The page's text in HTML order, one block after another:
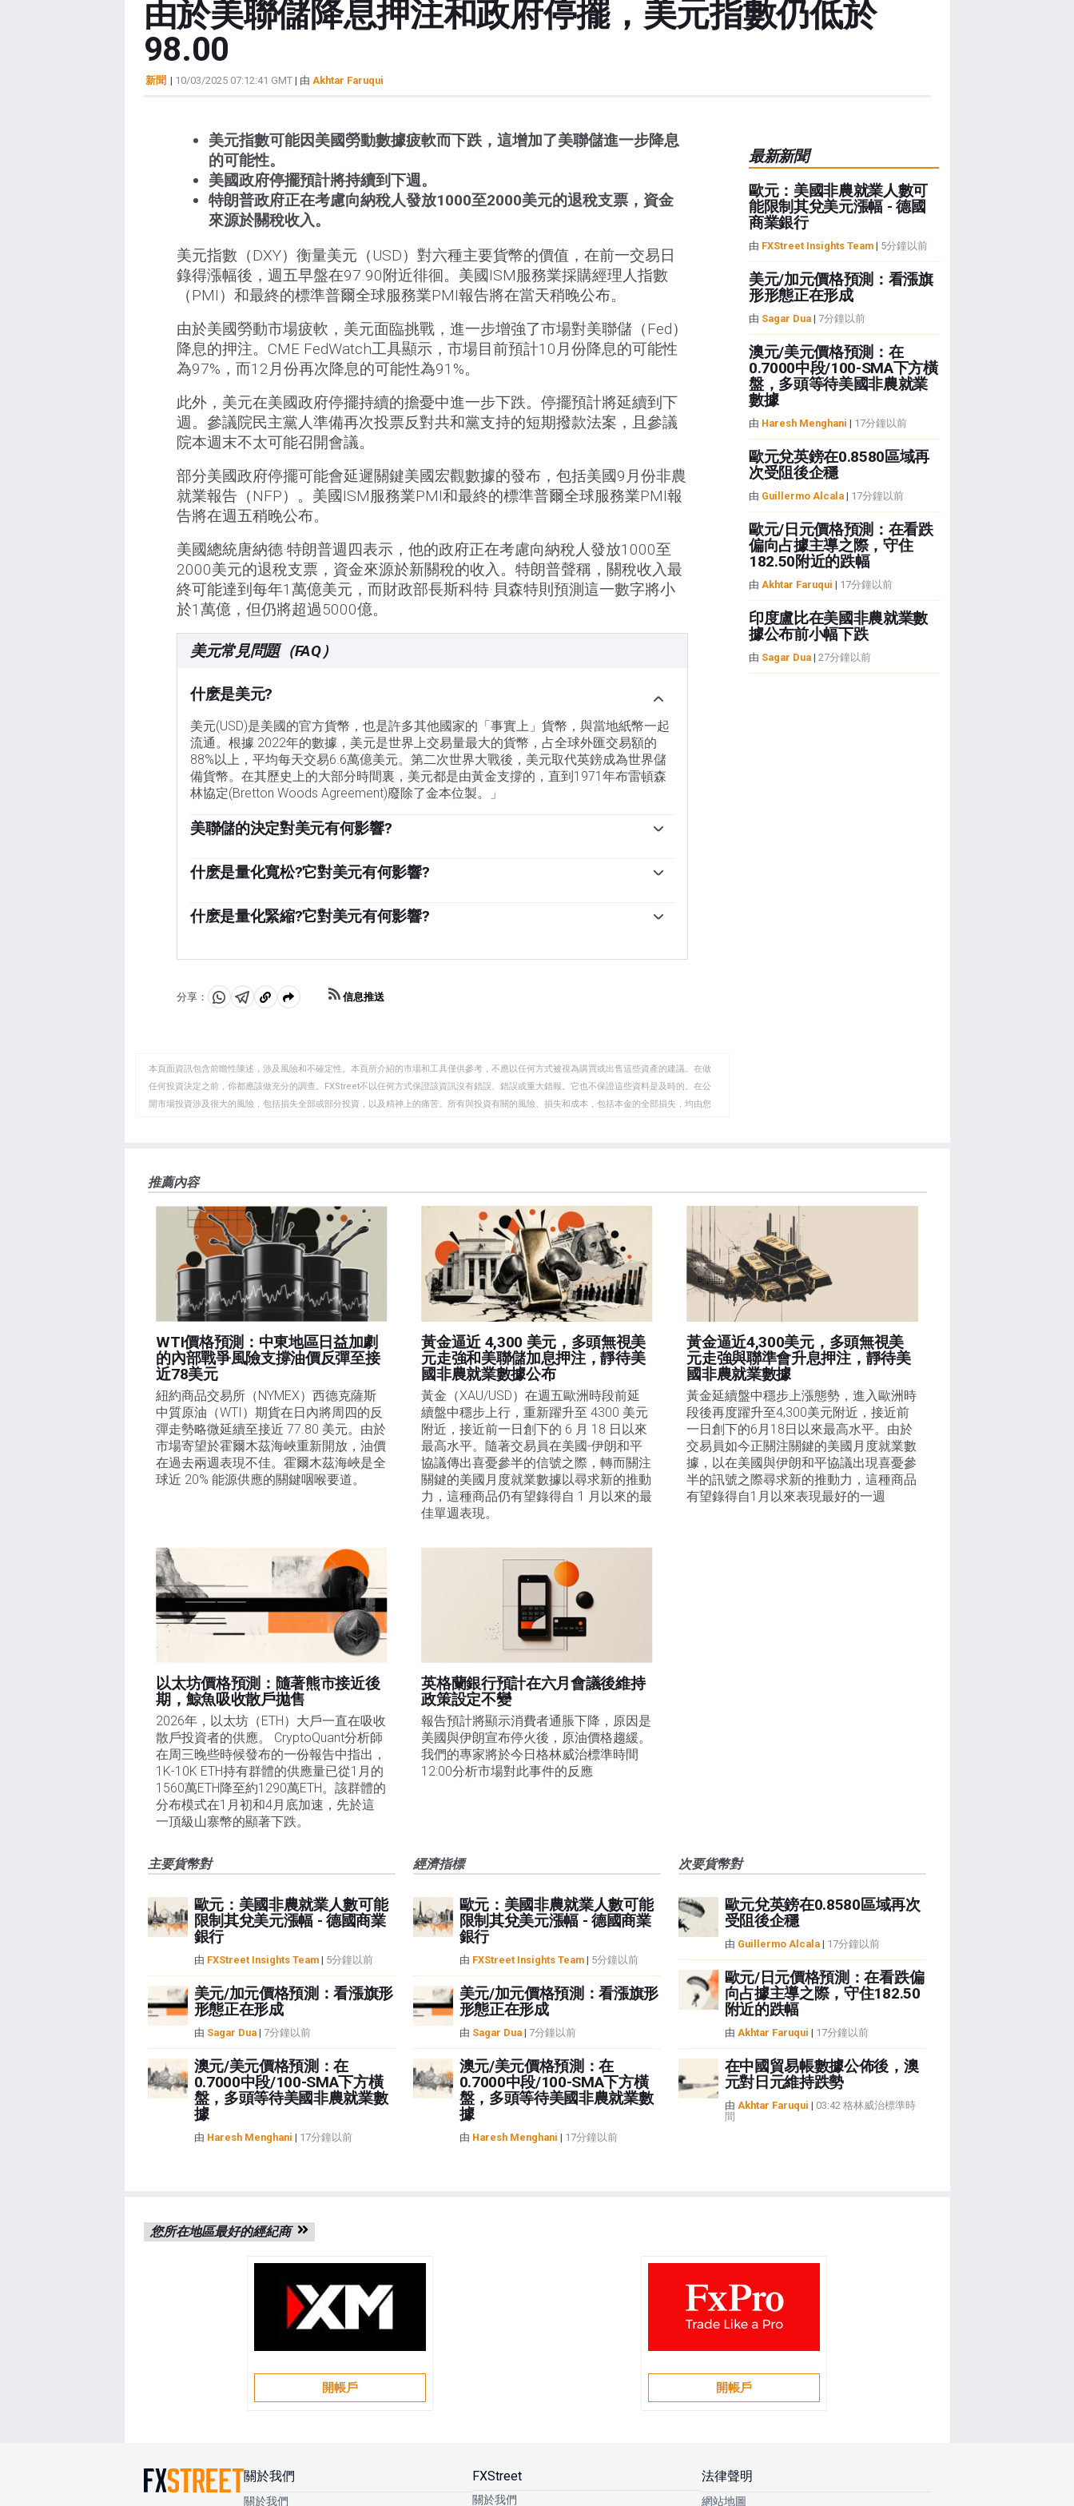
由於美聯儲降息押注和政府停擺，美元指數仍低於
98.00
新聞 | 10/03/2025 07:12:41 GMT| 由 Akhtar Faruqui
美元指數可能因美國勞動數據疲軟而下跌，這增加了美聯儲進一步降息
的可能性。
美國政府停擺預計將持續到下週。
特朗普政府正在考慮向納稅人發放1000至2000美元的退稅支票，資金
來源於關稅收入。
美元指數（DXY）衡量美元（USD）對六種主要貨幣的價值，在前一交易日
錄得漲幅後，週五早盤在97.90附近徘徊。美國ISM服務業採購經理人指數
（PMI）和最終的標準普爾全球服務業PMI報告將在當天稍晚公布。
由於美國勞動市場疲軟，美元面臨挑戰，進一步增強了市場對美聯儲（Fed）
降息的押注。CME FedWatch工具顯示，市場目前預計10月份降息的可能性
為97%，而12月份再次降息的可能性為91%。
此外，美元在美國政府停擺持續的擔憂中進一步下跌。停擺預計將延續到下
週。參議院民主黨人準備再次投票反對共和黨支持的短期撥款法案，且參議
院本週末不太可能召開會議。
部分美國政府停擺可能會延遲關鍵美國宏觀數據的發布，包括美國9月份非農
就業報告（NFP）。美國ISM服務業PMI和最終的標準普爾全球服務業PMI報
告將在週五稍晚公布。
美國總統唐納德·特朗普週四表示，他的政府正在考慮向納稅人發放1000至
2000美元的退稅支票，資金來源於新關稅的收入。特朗普聲稱，關稅收入最
終可能達到每年1萬億美元，而財政部長斯科特·貝森特則預測這一數字將小
於1萬億，但仍將超過5000億。
美元常見問題（FAQ）
什麽是美元?
美元(USD)是美國的官方貨幣，也是許多其他國家的「事實上」貨幣，與當地紙幣一起
流通。根據 2022年的數據，美元是世界上交易量最大的貨幣，占全球外匯交易額的
88%以上，平均每天交易6.6萬億美元。第二次世界大戰後，美元取代英鎊成為世界儲
備貨幣。在其歷史上的大部分時間裏，美元都是由黃金支撐的，直到1971年布雷頓森
林協定(Bretton Woods Agreement)廢除了金本位製。」
美聯儲的決定對美元有何影響?
有兩項任務:實現物價穩定(控製通脹)和促進充分就業。它實現這兩個目標的主要工具是
有助於美元升值。當通貨膨脹率低於2%或失業率過高時，美聯儲可能會降低利率，這
將給美元帶來壓力。」
什麽是量化寬松?它對美元有何影響?
陷入困境的金融體系中大幅增加信貸流動的過程。這是一種非標準的政策措施，用於
貸緊縮的首選武器。它涉及到美聯儲印刷更多的美元，並用這些美元主要從金融機構
購買美國政府債券。量化寬松通常會導致美元走軟。」
什麽是量化緊縮?它對美元有何影響?
到期債券的本金再投資於新的購買。這通常對美元有利。
分享：
分
WhatsApp
分
Telegram
複
剪
貼
板
信息推送
本頁面資訊包含前瞻性陳述，涉及風險和不確定性。本頁所介紹的市場和工具僅供參考，不應以任何方式被視為購買或出售這些資產的建議。在做
任何投資決定之前，你都應該做充分的調查。FXStreet不以任何方式保證該資訊沒有錯誤、錯誤或重大錯報。它也不保證這些資料是及時的。在公
開市場投資涉及很大的風險，包括損失全部或部分投資，以及精神上的痛苦。所有與投資有關的風險、損失和成本，包括本金的全部損失，均由您
FXStreet和作者不提供個性化的建議。作者對該資訊的準確性、完整性或適用性不作任何陳述。FXStreet和作者將不承擔任何錯誤，遺漏或任何損
失，傷害或損害由此資訊及其顯示或使用引起的。錯誤和遺漏除外。本文作者和FXStreet並非註冊投資顧問，本文內容無意提供任何投資建議。
最新新聞
歐元：美國非農就業人數可
能限制其兌美元漲幅 - 德國
商業銀行
由 FXStreet Insights Team| 5分鐘以前
美元/加元價格預測：看漲旗
形形態正在形成
由 Sagar Dua| 7分鐘以前
澳元/美元價格預測：在
0.7000中段/100-SMA下方橫
盤，多頭等待美國非農就業
數據
由 Haresh Menghani | 17分鐘以前
歐元兌英鎊在0.8580區域再
次受阻後企穩
由 Guillermo Alcala| 17分鐘以前
歐元/日元價格預測：在看跌
偏向占據主導之際，守住
182.50附近的跌幅
由 Akhtar Faruqui | 17分鐘以前
印度盧比在美國非農就業數
據公布前小幅下跌
由 Sagar Dua| 27分鐘以前
推薦內容
WTI價格預測：中東地區日益加劇
的內部戰爭風險支撐油價反彈至接
近78美元
紐約商品交易所（NYMEX）西德克薩斯
中質原油（WTI）期貨在日內將周四的反
彈走勢略微延續至接近 77.80 美元。由於
市場寄望於霍爾木茲海峽重新開放，油價
在過去兩週表現不佳。霍爾木茲海峽是全
球近 20% 能源供應的關鍵咽喉要道。
黃金逼近 4,300 美元，多頭無視美
元走強和美聯儲加息押注，靜待美
國非農就業數據公布
黃金（XAU/USD）在週五歐洲時段前延
續盤中穩步上行，重新躍升至 4300 美元
附近，接近前一日創下的 6 月 18 日以來
最高水平。隨著交易員在美國-伊朗和平
協議傳出喜憂參半的信號之際，轉而關注
關鍵的美國月度就業數據以尋求新的推動
力，這種商品仍有望錄得自 1 月以來的最
佳單週表現。
黃金逼近4,300美元，多頭無視美
元走強與聯準會升息押注，靜待美
國非農就業數據
黃金延續盤中穩步上漲態勢，進入歐洲時
段後再度躍升至4,300美元附近，接近前
一日創下的6月18日以來最高水平。由於
交易員如今正關注關鍵的美國月度就業數
據，以在美國與伊朗和平協議出現喜憂參
半的訊號之際尋求新的推動力，這種商品
有望錄得自1月以來表現最好的一週
以太坊價格預測：隨著熊市接近後
期，鯨魚吸收散戶拋售​
2026年，以太坊（ETH）大戶一直在吸收
散戶投資者的供應。 CryptoQuant分析師
在周三晚些時候發布的一份報告中指出，
1K-10K ETH持有群體的供應量已從1月的
1560萬ETH降至約1290萬ETH。該群體的
分布模式在1月初和4月底加速，先於這
一頂級山寨幣的顯著下跌。
英格蘭銀行預計在六月會議後維持
政策設定不變
報告預計將顯示消費者通脹下降，原因是
美國與伊朗宣布停火後，原油價格趨緩。
我們的專家將於今日格林威治標準時間
12:00分析市場對此事件的反應
主要貨幣對
歐元：美國非農就業人數可能
限制其兌美元漲幅 - 德國商業
銀行
由 FXStreet Insights Team| 5分鐘以前
美元/加元價格預測：看漲旗形
形態正在形成
由 Sagar Dua| 7分鐘以前
澳元/美元價格預測：在
0.7000中段/100-SMA下方橫
盤，多頭等待美國非農就業數
據
由 Haresh Menghani | 17分鐘以前
經濟指標
歐元：美國非農就業人數可能
限制其兌美元漲幅 - 德國商業
銀行
由 FXStreet Insights Team| 5分鐘以前
美元/加元價格預測：看漲旗形
形態正在形成
由 Sagar Dua| 7分鐘以前
澳元/美元價格預測：在
0.7000中段/100-SMA下方橫
盤，多頭等待美國非農就業數
據
由 Haresh Menghani | 17分鐘以前
次要貨幣對
歐元兌英鎊在0.8580區域再次
受阻後企穩
由 Guillermo Alcala| 17分鐘以前
歐元/日元價格預測：在看跌偏
向占據主導之際，守住182.50
附近的跌幅
由 Akhtar Faruqui | 17分鐘以前
在中國貿易帳數據公佈後，澳
元對日元維持跌勢
由 Akhtar Faruqui | 03:42 格林威治標準時
間
您所在地區最好的經紀商
開帳戶 開帳戶
關於我們
關於我們
FXStreet
關於我們
法律聲明
網站地圖